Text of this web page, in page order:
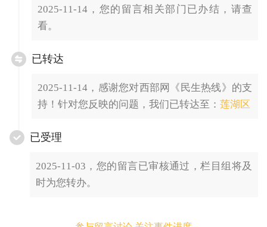
2025-11-14，您的留言相关部门已办结，请查
看。
已转达
2025-11-14，感谢您对西部网《民生热线》的支
持！针对您反映的问题，我们已转达至： 莲湖区
已受理
2025-11-03，您的留言已审核通过，栏目组将及
时为您转办。